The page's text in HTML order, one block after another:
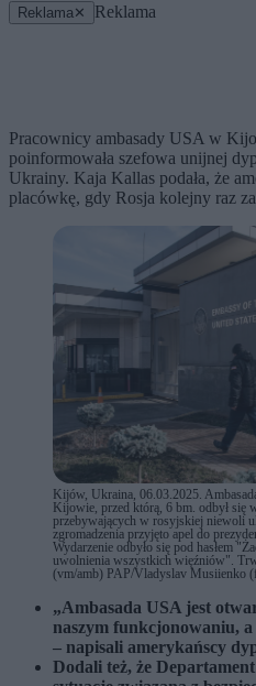
Reklama ✕ Reklama
Pracownicy ambasady USA w
poinformowała szefowa unijnej
Ukrainy. Kaja Kallas podała, że
placówkę, gdy Rosja kolejny raz
Kijów, Ukraina, 06.03.2025.
Kijowie, przed którą, 6 bm. odbył się
przebywających w rosyjskiej niewoli
zgromadzenia przyjęto apel do
Wydarzenie odbyło się pod hasłem
uwolnienia wszystkich więźniów".
(vm/amb) PAP/Vladyslav Musiienko
„Ambasada USA jest
naszym funkcjonowaniu, a
– napisali amerykańscy
Dodali też, że